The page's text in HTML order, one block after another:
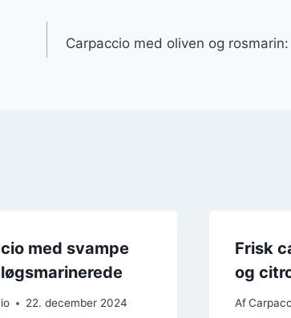
Carpaccio med oliven og
med svampe
22. december 2024
Frisk
og
Af